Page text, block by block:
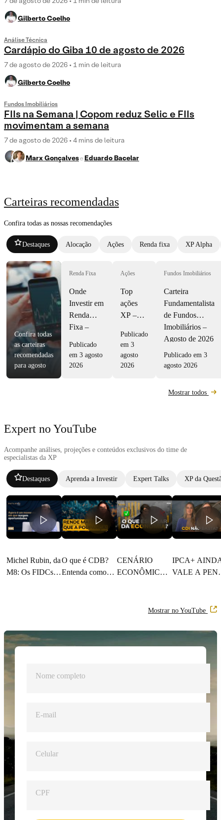
Gilberto Coelho
Análise Técnica
Cardápio do Giba 10 de agosto de 2026
7 de agosto de 2026 • 1 min de leitura
Gilberto Coelho
Fundos Imobiliários
FIIs na Semana | Copom reduz Selic e FIIs
movimentam a semana
7 de agosto de 2026 • 4 mins de leitura
Marx Gonçalvese Eduardo Bacelar
Carteiras recomendadas
Confira todas as nossas recomendações
Destaques Alocação Ações Renda fixa XP Alpha
Confira todas
as carteiras
recomendadas
para agosto
Renda Fixa
Onde
Investir em
Renda
Fixa –
2026
Publicado
em 3 agosto
2026
Ações
Top
ações
XP –
2026
Publicado
em 3
agosto
2026
Fundos Imobiliários
Carteira
Fundamentalista
de Fundos
Imobiliários –
Agosto de 2026
Publicado em 3
agosto 2026
Mostrar todos
Expert no YouTube
Acompanhe análises, projeções e conteúdos exclusivos do time de
especialistas da XP
Destaques Aprenda a Investir Expert Talks XP da
Michel Rubin, da
M8: Os FIDCs
O que é CDB?
Entenda como
CENÁRIO
ECONÔMICO
fiscal | Expert
IPCA+
VALE A
inflação
Mostrar no YouTube
Nome completo
E-mail
Celular
CPF